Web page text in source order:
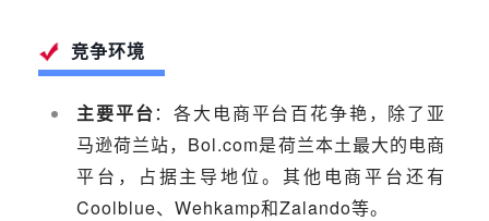
竞争环境
主要平台：各大电商平台百花争艳，除了亚
马逊荷兰站，Bol.com是荷兰本土最大的电商
平台，占据主导地位。其他电商平台还有
Coolblue、Wehkamp和Zalando等。